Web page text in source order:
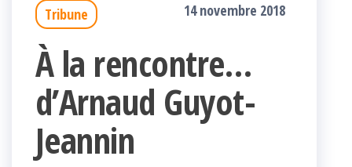
Tribune 14 novembre 2018
À la rencontre…
d’Arnaud Guyot-
Jeannin